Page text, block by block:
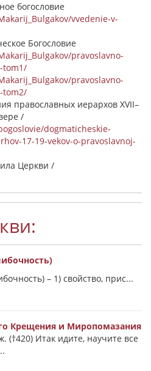
богословие
vvedenie-v-
Богословие
pravoslavno-
tom1/
pravoslavno-
tom2/
православных иерархов XVII–
/
dogmaticheskie-
17-19-vekov-o-pravoslavnoj-
Церкви /
– 1) свойство, прис...
Крещения и Миропомазания
(†420) Итак идите, научите все